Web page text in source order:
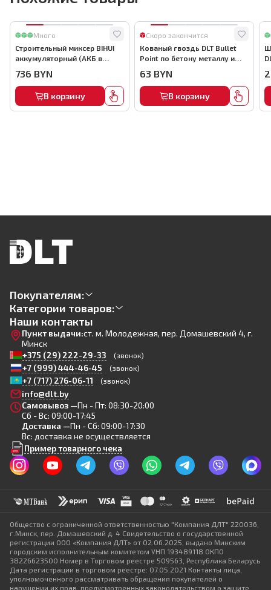
Много
Строительный миксер BIHUI
аккумуляторный (АКБ в
736 BYN
В корзину
Скоро закончится
Кованый гвоздь DLT Bullet
Point по бетону металлу и
арт.0116
63 BYN
В корзину
Покупателям:
Категории товаров:
Наши контакты
Пункт выдачи:ст. м. Молодежная, пер. Домашевский 4, г.
Минск
+375 (29) 222-29-33
(звонок)
+7 (999) 444-46-45 (звонок)
+7 (717) 276-06-11 (звонок)
info@dlt.by
Самовывоз —Пн - Пт: 08:30-20:00
Сб - Вс: 09:00-17:45
Доставка —Пн - Сб: 09:00-17:30
Вс: доставка не осуществляется
Пример товарного чека
Общество с ограниченной ответственностью "Компания ДЛТ" 220036,
г.Минск, пер. Домашевский д. 4 Свидетельство о государственной
регистрации ООО «Компания ДЛТ» от 02.06.2025, выдано Минским
городским исполнительным комитетом УНП 193489118 ОКПО
38226623500 Номер в Торговом реестре 509563, Республика Беларусь
Дата регистрации в торговом реестре: 07.05.2021 Контакты лица,
уполномоченного рассматривать обращения покупателей о
нарушении их прав, предусмотренных законодательством о защите